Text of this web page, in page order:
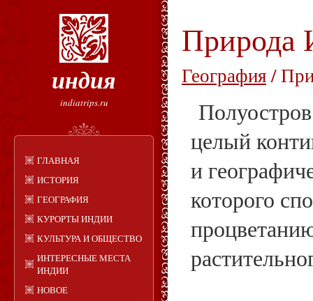
индия
indiatrips.ru
ГЛАВНАЯ
ИСТОРИЯ
ГЕОГРАФИЯ
КУРОРТЫ ИНДИИ
КУЛЬТУРА И ОБЩЕСТВО
ИНТЕРЕСНЫЕ МЕСТА
ИНДИИ
НОВОЕ
Природа
География/
целый
и
которого